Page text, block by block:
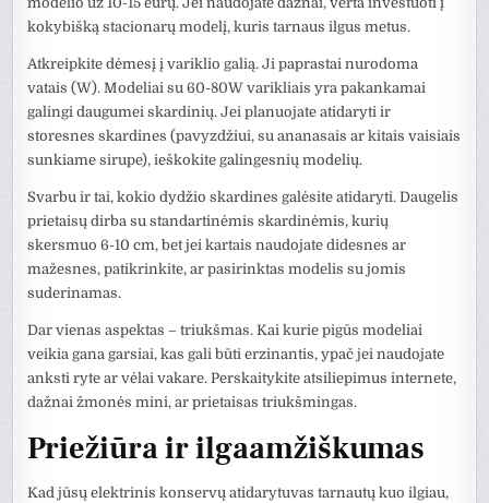
kokybišką stacionarų modelį, kuris tarnaus ilgus metus.
Atkreipkite dėmesį į variklio galią. Ji paprastai nurodoma
vatais (W). Modeliai su 60-80W varikliais yra pakankamai
galingi daugumei skardinių. Jei planuojate atidaryti ir
storesnes skardines (pavyzdžiui, su ananasais ar kitais vaisiais
sunkiame sirupe), ieškokite galingesnių modelių.
Svarbu ir tai, kokio dydžio skardines galėsite atidaryti. Daugelis
prietaisų dirba su standartinėmis skardinėmis, kurių
skersmuo 6-10 cm, bet jei kartais naudojate didesnes ar
mažesnes, patikrinkite, ar pasirinktas modelis su jomis
suderinamas.
Dar vienas aspektas – triukšmas. Kai kurie pigūs modeliai
veikia gana garsiai, kas gali būti erzinantis, ypač jei naudojate
anksti ryte ar vėlai vakare. Perskaitykite atsiliepimus internete,
dažnai žmonės mini, ar prietaisas triukšmingas.
Priežiūra ir ilgaamžiškumas
Kad jūsų elektrinis konservų atidarytuvas tarnautų kuo ilgiau,